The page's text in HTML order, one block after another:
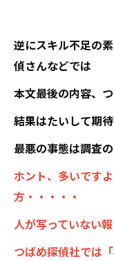
逆にスキル不足の
偵さんなどでは
本文最後の内容、
結果はたいして期
最悪の事態は調査
ホント、多いです
方・・・・・
人が写っていない
つばめ探偵社では